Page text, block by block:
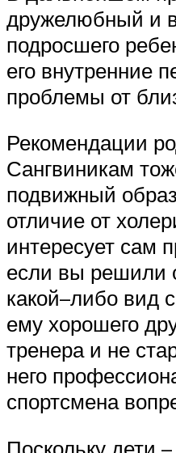
дружелюбный и
подросшего
его внутренние
проблемы от
Рекомендации
Сангвиникам
подвижный
отличие от
интересует сам
если вы решили
какой–либо вид
ему хорошего
тренера и не
него
спортсмена